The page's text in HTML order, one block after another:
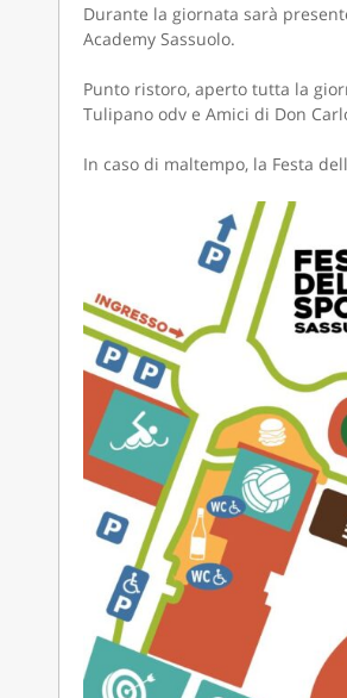
Durante la giornata sarà
Academy Sassuolo.
Punto ristoro, aperto tutta la
Tulipano odv e Amici di Don
In caso di maltempo, la Festa